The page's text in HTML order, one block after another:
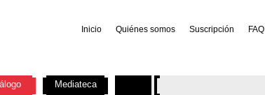
Inicio Quiénes somos Suscripción FAQ
Mediateca